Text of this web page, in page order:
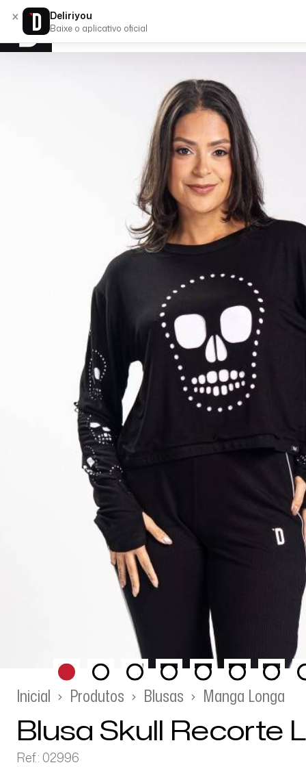
Inicial Produtos Blusas Manga Longa
Blusa Skull Recorte
Ref.: 02996
× Deliriyou
Baixe o aplicativo oficial